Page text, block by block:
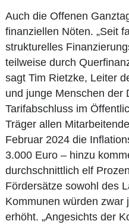
Auch die Offenen
finanziellen Nöten. „Seit
strukturelles
teilweise durch
sagt Tim Rietzke, Leiter
und junge Menschen der
Tarifabschluss im
Träger allen
Februar 2024 die
3.000 Euro – hinzu
durchschnittlich elf
Fördersätze sowohl des
Kommunen würden zwar
erhöht. „Angesichts der